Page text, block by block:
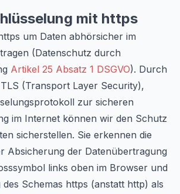
mit https
um Daten abhörsicher im
(Datenschutz durch
Artikel 25 Absatz 1 DSGVO). Durch
(Transport Layer Security),
zur sicheren
im Internet können wir den Schutz
sicherstellen. Sie erkennen die
Absicherung der Datenübertragung
links oben im Browser und
Schemas https (anstatt http) als